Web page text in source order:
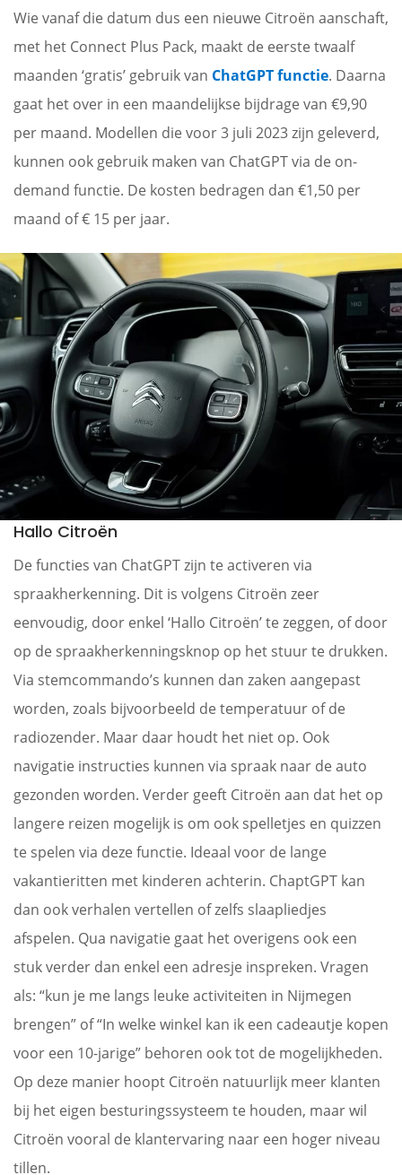
Wie vanaf die datum dus een nieuwe Citroën aanschaft,
met het Connect Plus Pack, maakt de eerste twaalf
maanden ‘gratis’ gebruik van ChatGPT functie. Daarna
gaat het over in een maandelijkse bijdrage van €9,90
per maand. Modellen die voor 3 juli 2023 zijn geleverd,
kunnen ook gebruik maken van ChatGPT via de on-
demand functie. De kosten bedragen dan €1,50 per
maand of € 15 per jaar.
Hallo Citroën
De functies van ChatGPT zijn te activeren via
spraakherkenning. Dit is volgens Citroën zeer
eenvoudig, door enkel ‘Hallo Citroën’ te zeggen, of door
op de spraakherkenningsknop op het stuur te drukken.
Via stemcommando’s kunnen dan zaken aangepast
worden, zoals bijvoorbeeld de temperatuur of de
radiozender. Maar daar houdt het niet op. Ook
navigatie instructies kunnen via spraak naar de auto
gezonden worden. Verder geeft Citroën aan dat het op
langere reizen mogelijk is om ook spelletjes en quizzen
te spelen via deze functie. Ideaal voor de lange
vakantieritten met kinderen achterin. ChaptGPT kan
dan ook verhalen vertellen of zelfs slaapliedjes
afspelen. Qua navigatie gaat het overigens ook een
stuk verder dan enkel een adresje inspreken. Vragen
als: “kun je me langs leuke activiteiten in Nijmegen
brengen” of “In welke winkel kan ik een cadeautje kopen
voor een 10-jarige” behoren ook tot de mogelijkheden.
Op deze manier hoopt Citroën natuurlijk meer klanten
bij het eigen besturingssysteem te houden, maar wil
Citroën vooral de klantervaring naar een hoger niveau
tillen.